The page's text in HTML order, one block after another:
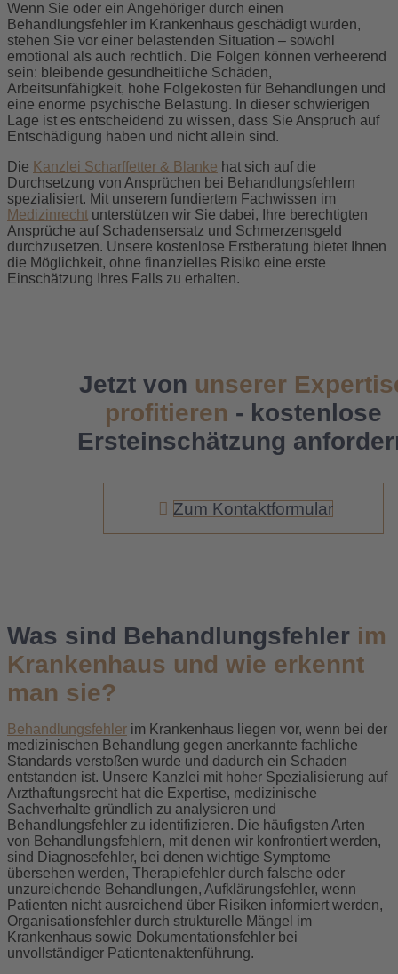
Wenn Sie oder ein Angehöriger durch einen
Behandlungsfehler im Krankenhaus geschädigt wurden,
stehen Sie vor einer belastenden Situation – sowohl
emotional als auch rechtlich. Die Folgen können verheerend
sein: bleibende gesundheitliche Schäden,
Arbeitsunfähigkeit, hohe Folgekosten für Behandlungen und
eine enorme psychische Belastung. In dieser schwierigen
Lage ist es entscheidend zu wissen, dass Sie Anspruch auf
Entschädigung haben und nicht allein sind.
Die Kanzlei Scharffetter & Blanke hat sich auf die
Durchsetzung von Ansprüchen bei Behandlungsfehlern
spezialisiert. Mit unserem fundiertem Fachwissen im
Medizinrecht unterstützen wir Sie dabei, Ihre berechtigten
Ansprüche auf Schadensersatz und Schmerzensgeld
durchzusetzen. Unsere kostenlose Erstberatung bietet Ihnen
die Möglichkeit, ohne finanzielles Risiko eine erste
Einschätzung Ihres Falls zu erhalten.
Jetzt von unserer
profitieren - kostenlose
Ersteinschätzung
Zum Kontaktformular
Was sind Behandlungsfehler im
Krankenhaus und wie erkennt
man sie?
Behandlungsfehler im Krankenhaus liegen vor, wenn bei der
medizinischen Behandlung gegen anerkannte fachliche
Standards verstoßen wurde und dadurch ein Schaden
entstanden ist. Unsere Kanzlei mit hoher Spezialisierung auf
Arzthaftungsrecht hat die Expertise, medizinische
Sachverhalte gründlich zu analysieren und
Behandlungsfehler zu identifizieren. Die häufigsten Arten
von Behandlungsfehlern, mit denen wir konfrontiert werden,
sind Diagnosefehler, bei denen wichtige Symptome
übersehen werden, Therapiefehler durch falsche oder
unzureichende Behandlungen, Aufklärungsfehler, wenn
Patienten nicht ausreichend über Risiken informiert werden,
Organisationsfehler durch strukturelle Mängel im
Krankenhaus sowie Dokumentationsfehler bei
unvollständiger Patientenaktenführung.